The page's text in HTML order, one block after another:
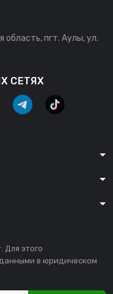
область, пгт. Аулы, ул.
СЕТЯХ
Для этого
в юридическом